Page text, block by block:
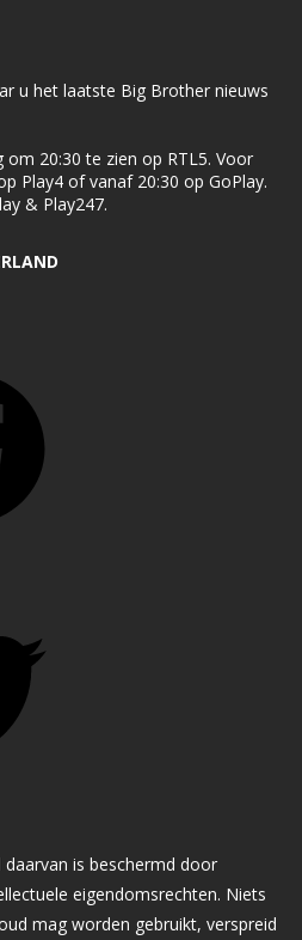
u het laatste Big Brother nieuws
20:30 te zien op RTL5. Voor
Play4 of vanaf 20:30 op GoPlay.
& Play247.
is beschermd door
eigendomsrechten. Niets
mag worden gebruikt, verspreid